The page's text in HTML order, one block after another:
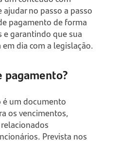
no passo a passo
pagamento de forma
garantindo que sua
dia com a legislação.
pagamento?
um documento
os vencimentos,
Prevista nos